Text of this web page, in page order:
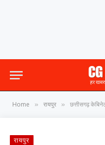
Home » रायपुर » छत्तीसगढ़ केबिनेट की बड़ी
रायपुर